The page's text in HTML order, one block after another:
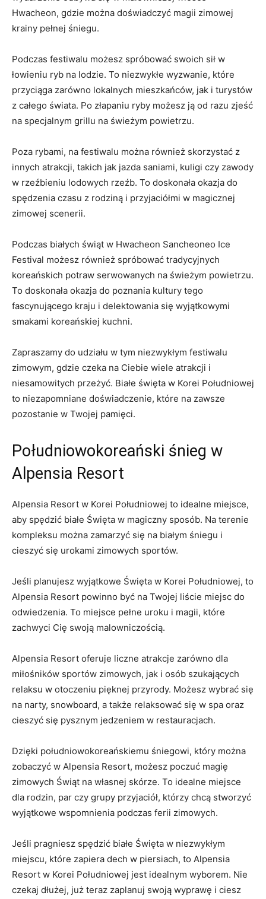
Hwacheon, gdzie można doświadczyć‌ magii zimowej
krainy ​pełnej‌ śniegu.
Podczas‌ festiwalu​ możesz spróbować swoich sił w
łowieniu⁣ ryb na ⁤lodzie. To niezwykłe wyzwanie, które
przyciąga‍ zarówno lokalnych mieszkańców, jak i turystów
⁤z całego‌ świata. Po złapaniu ryby ‌możesz⁤ ją od razu zjeść
na specjalnym grillu na ⁢świeżym powietrzu.
Poza rybami, na ⁣festiwalu można również skorzystać z
innych atrakcji, ⁢takich jak jazda saniami, kuligi czy zawody‌
w rzeźbieniu lodowych rzeźb. To doskonała‍ okazja do
spędzenia czasu ⁤z rodziną ‍i przyjaciółmi w ‌magicznej
zimowej scenerii.
Podczas białych ‌świąt w Hwacheon Sancheoneo‍ Ice‌
Festival możesz‌ również spróbować tradycyjnych⁢
koreańskich potraw ​serwowanych na świeżym powietrzu.
⁣To doskonała okazja‍ do ‍poznania kultury tego
fascynującego kraju ‌i delektowania się wyjątkowymi⁣
smakami koreańskiej kuchni.
Zapraszamy⁤ do ⁤udziału w tym niezwykłym festiwalu
zimowym, gdzie czeka na Ciebie wiele atrakcji i
niesamowitych ‍przeżyć. Białe⁤ święta w Korei Południowej
to niezapomniane doświadczenie,⁤ które⁤ na zawsze
pozostanie w Twojej pamięci.
Południowokoreański śnieg w⁣
Alpensia Resort
Alpensia Resort⁣ w Korei Południowej to idealne miejsce,
⁣aby spędzić ⁤białe Święta w magiczny‌ sposób. Na terenie​
kompleksu można zamarzyć się na białym‌ śniegu i
cieszyć⁣ się urokami zimowych sportów.
Jeśli planujesz wyjątkowe Święta w Korei Południowej, to
Alpensia Resort ⁢powinno być‌ na ​Twojej liście miejsc ⁣do
odwiedzenia. To miejsce​ pełne uroku i⁣ magii, które
zachwyci‌ Cię swoją malowniczością.
Alpensia Resort oferuje liczne ⁤atrakcje‌ zarówno dla⁢
miłośników sportów zimowych,⁢ jak i osób szukających
relaksu w otoczeniu pięknej ⁢przyrody. Możesz wybrać ⁢się
na⁤ narty, snowboard, a także relaksować ⁢się w spa​ oraz
cieszyć się pysznym jedzeniem w restauracjach.
Dzięki⁢ południowokoreańskiemu śniegowi,⁢ który można​
zobaczyć w Alpensia Resort, możesz poczuć ⁣magię
zimowych Świąt na własnej skórze. To idealne miejsce​
dla rodzin, ‌par czy⁤ grupy przyjaciół, którzy chcą stworzyć
⁣wyjątkowe wspomnienia podczas ferii ‍zimowych.
Jeśli pragniesz spędzić białe Święta w niezwykłym
miejscu, które zapiera dech w piersiach,⁣ to Alpensia
Resort w Korei Południowej‌ jest idealnym wyborem. Nie
czekaj dłużej, już⁣ teraz zaplanuj swoją wyprawę ⁣i ciesz